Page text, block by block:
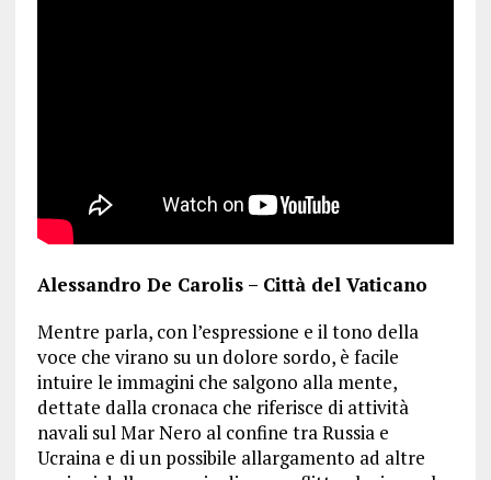
Alessandro De Carolis – Città del Vaticano
Mentre parla, con l’espressione e il tono della
voce che virano su un dolore sordo, è facile
intuire le immagini che salgono alla mente,
dettate dalla cronaca che riferisce di attività
navali sul Mar Nero al confine tra Russia e
Ucraina e di un possibile allargamento ad altre